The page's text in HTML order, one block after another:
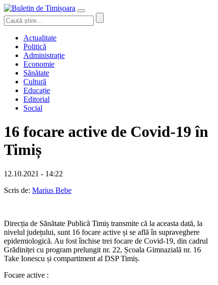
Actualitate
Politică
Administrație
Economie
Sănătate
Cultură
Educație
Editorial
Social
16 focare active de Covid-19 în
Timiș
12.10.2021 - 14:22
Scris de: Marius Bebe
Direcția de Sănătate Publică Timiș transmite că la aceasta dată, la
nivelul județului, sunt 16 focare active și se află în supraveghere
epidemiologică. Au fost închise trei focare de Covid-19, din cadrul
Grădiniței cu program prelungit nr. 22, Școala Gimnazială nr. 16
Take Ionescu și compartiment al DSP Timiș.
Focare active :